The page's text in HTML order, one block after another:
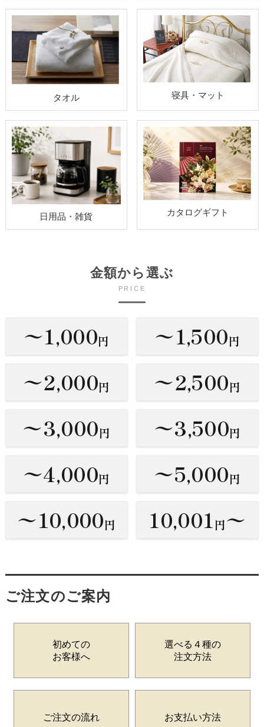
タオル 寝具・マット
日用品・雑貨 カタログギフト
金額から選ぶ
PRICE
〜1,000円 〜1,500円
〜2,000円 〜2,500円
〜3,000円 〜3,500円
〜4,000円 〜5,000円
〜10,000円 10,001円〜
ご注文のご案内
初めての
お客様へ
選べる４種の
注文方法
ご注文の流れ お支払い方法